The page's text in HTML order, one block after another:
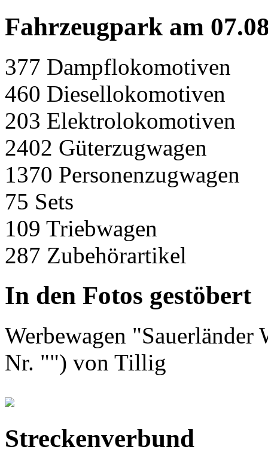
Fahrzeugpark am
377 Dampflokomotiven
460 Diesellokomotiven
203 Elektrolokomotiven
2402 Güterzugwagen
1370 Personenzugwagen
75 Sets
109 Triebwagen
287 Zubehörartikel
In den Fotos gestöbert
Werbewagen
Nr. "") von Tillig
Streckenverbund